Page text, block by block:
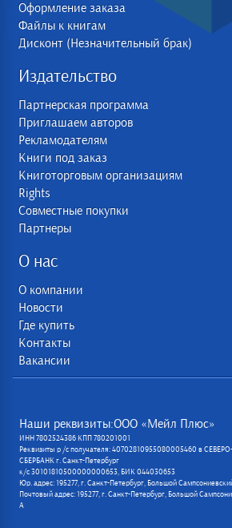
Оформление заказа
Файлы к книгам
Дисконт (Незначительный брак)
Издательство
Партнерская программа
Приглашаем авторов
Рекламодателям
Книги под заказ
Книготорговым организациям
Rights
Совместные покупки
Партнеры
О нас
О компании
Новости
Где купить
Контакты
Вакансии
Наши реквизиты:ООО «Мейл Плюс»
ИНН 7802524386 КПП 780201001
Реквизиты р /с получателя: 40702810955080005460 в
СБЕРБАНК г. Санкт-Петербург
к/с 30101810500000000653, БИК 044030653
Юр. адрес: 195277, г. Санкт-Петербург, Большой
Почтовый адрес: 195277, г. Санкт-Петербург, Большой
А